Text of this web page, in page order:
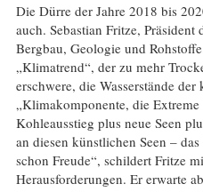
Die Dürre der Jahre 2018 bis
auch. Sebastian Fritze,
Bergbau, Geologie und
„Klimatrend“, der zu mehr
erschwere, die Wasserstände
„Klimakomponente, die
Kohleausstieg plus neue Seen
an diesen künstlichen Seen –
schon Freude“, schildert Fritze
Herausforderungen. Er erwarte